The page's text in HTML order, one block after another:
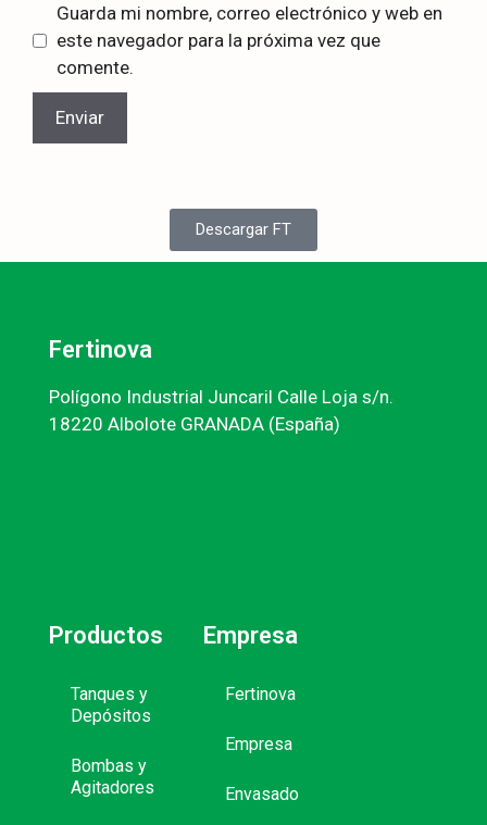
Guarda mi nombre, correo electrónico y web en
este navegador para la próxima vez que
comente.
Descargar FT
Fertinova
Polígono Industrial Juncaril Calle Loja s/n.
18220 Albolote GRANADA (España)
Productos
Tanques y
Depósitos
Bombas y
Agitadores
Empresa
Fertinova
Empresa
Envasado